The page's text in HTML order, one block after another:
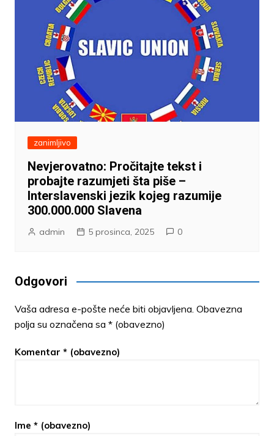
zanimljivo
Nevjerovatno: Pročitajte tekst i
probajte razumjeti šta piše –
Interslavenski jezik kojeg razumije
300.000.000 Slavena
admin 5 prosinca, 2025 0
Odgovori
Vaša adresa e-pošte neće biti objavljena. Obavezna
polja su označena sa * (obavezno)
Komentar * (obavezno)
Ime * (obavezno)